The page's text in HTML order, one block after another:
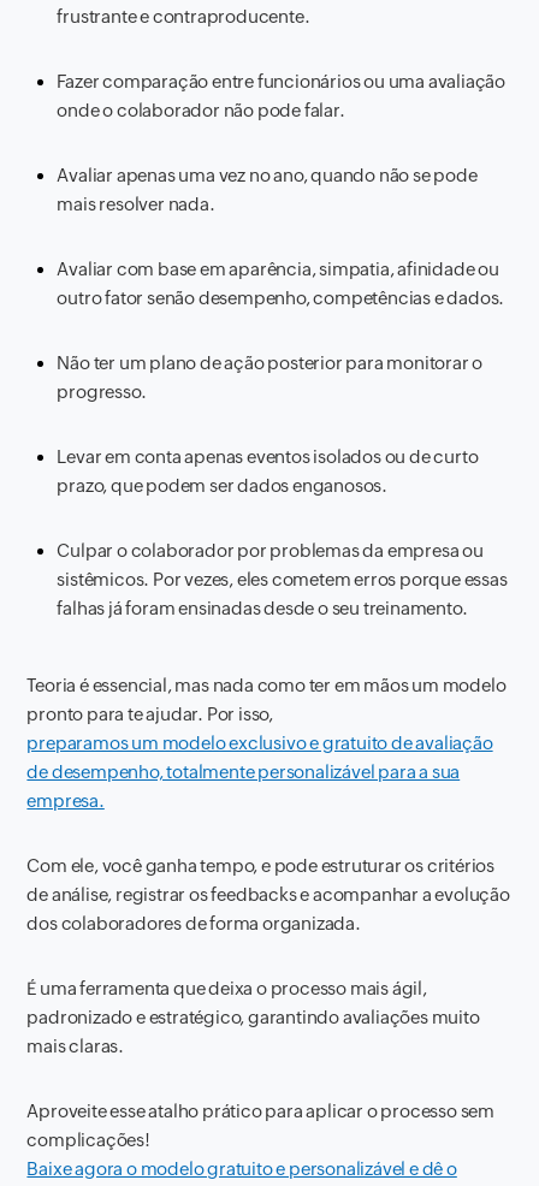
frustrante e contraproducente.
Fazer comparação entre funcionários ou uma avaliação
onde o colaborador não pode falar.
Avaliar apenas uma vez no ano, quando não se pode
mais resolver nada.
Avaliar com base em aparência, simpatia, afinidade ou
outro fator senão desempenho, competências e dados.
Não ter um plano de ação posterior para monitorar o
progresso.
Levar em conta apenas eventos isolados ou de curto
prazo, que podem ser dados enganosos.
Culpar o colaborador por problemas da empresa ou
sistêmicos. Por vezes, eles cometem erros porque essas
falhas já foram ensinadas desde o seu treinamento.
Teoria é essencial, mas nada como ter em mãos um modelo
pronto para te ajudar. Por isso,
preparamos um modelo exclusivo e gratuito de avaliação
de desempenho, totalmente personalizável para a sua
empresa.
Com ele, você ganha tempo, e pode estruturar os critérios
de análise, registrar os feedbacks e acompanhar a evolução
dos colaboradores de forma organizada.
É uma ferramenta que deixa o processo mais ágil,
padronizado e estratégico, garantindo avaliações muito
mais claras.
Aproveite esse atalho prático para aplicar o processo sem
complicações!
Baixe agora o modelo gratuito e personalizável e dê o